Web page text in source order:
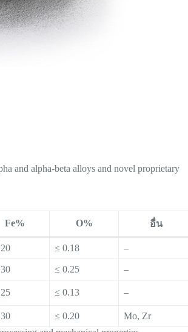
and alpha-beta alloys and novel proprietary
Fe% O% อื่น
≤ 0.18 –
≤ 0.25 –
≤ 0.13 –
≤ 0.20
Mo, Zr